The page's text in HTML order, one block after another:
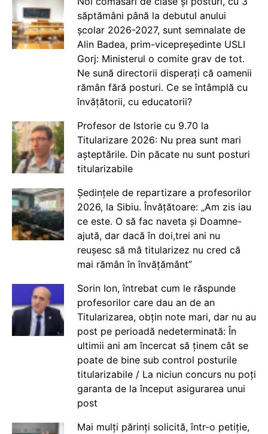
săptămâni până la debutul anului
școlar 2026-2027, sunt semnalate de
Alin Badea, prim-vicepreședinte USLI
Gorj: Ministerul o comite grav de tot.
Ne sună directorii disperați că oamenii
rămân fără posturi. Ce se întâmplă cu
învățătorii, cu educatorii?
Profesor de Istorie cu 9.70 la
Titularizare 2026: Nu prea sunt mari
așteptările. Din păcate nu sunt posturi
titularizabile
Ședințele de repartizare a profesorilor
2026, la Sibiu. Învățătoare: „Am zis iau
ce este. O să fac naveta și Doamne-
ajută, dar dacă în doi,trei ani nu
reușesc să mă titularizez nu cred că
mai rămân în învățământ”
Sorin Ion, întrebat cum le răspunde
profesorilor care dau an de an
Titularizarea, obțin note mari, dar nu au
post pe perioadă nedeterminată: În
ultimii ani am încercat să ținem cât se
poate de bine sub control posturile
titularizabile / La niciun concurs nu poți
garanta de la început asigurarea unui
post
Mai mulți părinți solicită, într-o petiție,